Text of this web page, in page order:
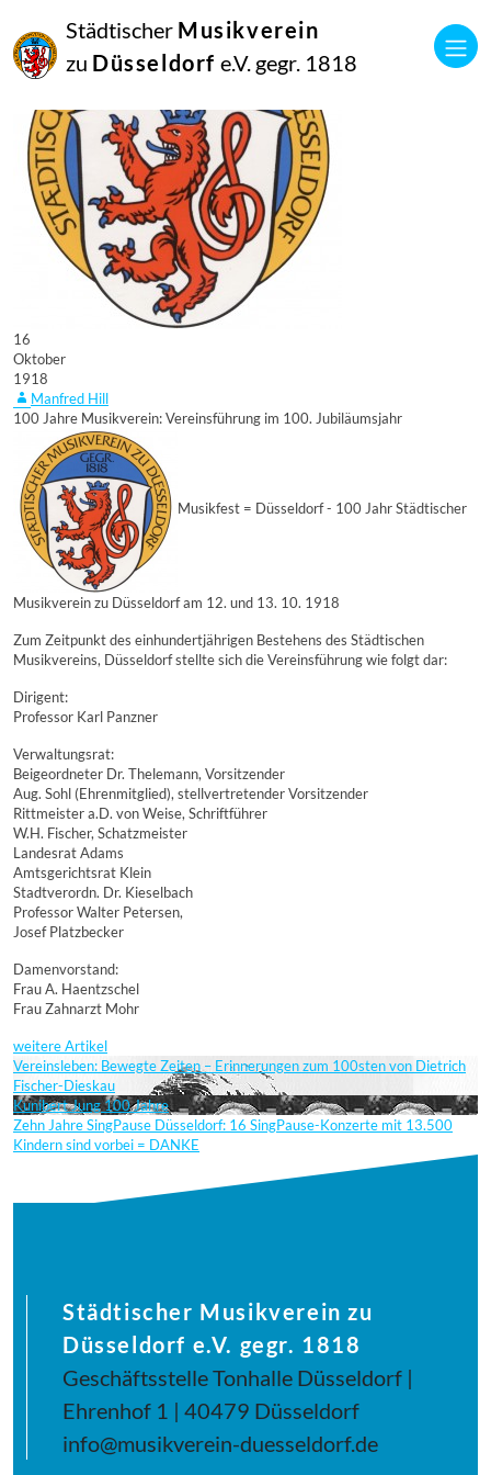
Städtischer Musikverein
zu Düsseldorf e.V. gegr. 1818
16
Oktober
1918
Manfred Hill
100 Jahre Musikverein: Vereinsführung im 100. Jubiläumsjahr
Musikfest = Düsseldorf - 100 Jahr Städtischer
Musikverein zu Düsseldorf am 12. und 13. 10. 1918
Zum Zeitpunkt des einhundertjährigen Bestehens des Städtischen
Musikvereins, Düsseldorf stellte sich die Vereinsführung wie folgt dar:
Dirigent:
Professor Karl Panzner
Verwaltungsrat:
Beigeordneter Dr. Thelemann, Vorsitzender
Aug. Sohl (Ehrenmitglied), stellvertretender Vorsitzender
Rittmeister a.D. von Weise, Schriftführer
W.H. Fischer, Schatzmeister
Landesrat Adams
Amtsgerichtsrat Klein
Stadtverordn. Dr. Kieselbach
Professor Walter Petersen,
Josef Platzbecker
Damenvorstand:
Frau A. Haentzschel
Frau Zahnarzt Mohr
weitere Artikel
Vereinsleben: Bewegte Zeiten – Erinnerungen zum 100sten von Dietrich
Fischer-Dieskau
Kunibert Jung 100 Jahre
Zehn Jahre SingPause Düsseldorf: 16 SingPause-Konzerte mit 13.500
Kindern sind vorbei = DANKE
Städtischer Musikverein zu
Düsseldorf e.V. gegr. 1818
Geschäftsstelle Tonhalle Düsseldorf |
Ehrenhof 1 | 40479 Düsseldorf
info@musikverein-duesseldorf.de